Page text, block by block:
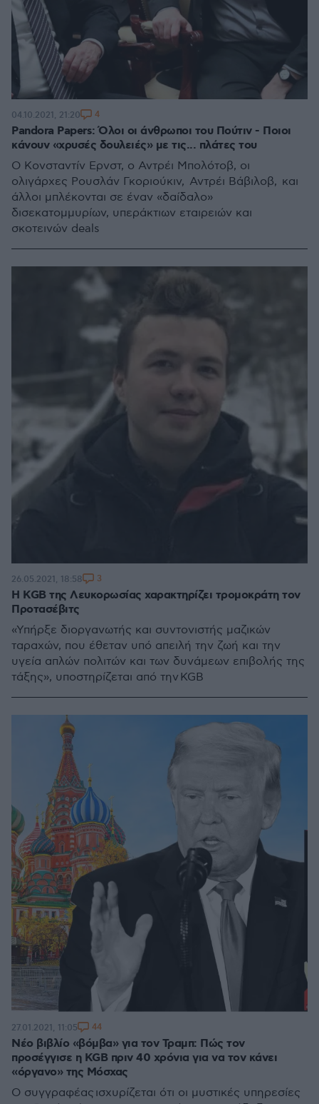
Pandora Papers: Όλοι οι άνθρωποι του Πούτιν - Ποιοι
κάνουν «χρυσές δουλειές» με τις... πλάτες του
Ο Κονσταντίν Ερνστ, ο Αντρέι Μπολότοβ, οι
ολιγάρχες Ρουσλάν Γκοριούκιν, Αντρέι Βάβιλοβ, και
άλλοι μπλέκονται σε έναν «δαίδαλο»
δισεκατομμυρίων, υπεράκτιων εταιρειών και
σκοτεινών deals
04.10.2021, 21:20 4
Η KGB της Λευκορωσίας χαρακτηρίζει τρομοκράτη τον
Προτασέβιτς
«Υπήρξε διοργανωτής και συντονιστής μαζικών
ταραχών, που έθεταν υπό απειλή την ζωή και την
υγεία απλών πολιτών και των δυνάμεων επιβολής της
τάξης», υποστηρίζεται από την KGB
26.05.2021, 18:58 3
Νέο βιβλίο «βόμβα» για τον Τραμπ: Πώς τον
προσέγγισε η KGB πριν 40 χρόνια για να τον κάνει
«όργανο» της Μόσχας
Ο συγγραφέας ισχυρίζεται ότι οι μυστικές υπηρεσίες
27.01.2021, 11:05 44